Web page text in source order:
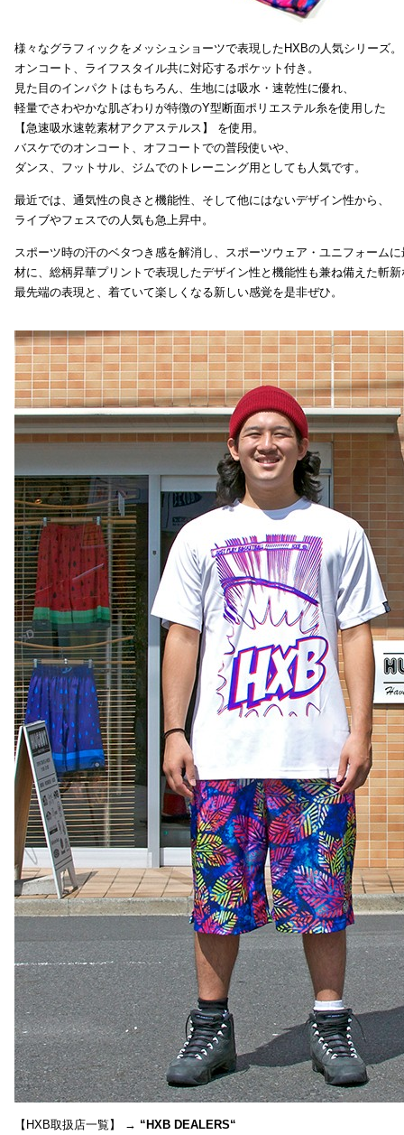
様々なグラフィックをメッシュショーツで表現したHXBの人気シリーズ。
オンコート、ライフスタイル共に対応するポケット付き。
見た目のインパクトはもちろん、生地には吸水・速乾性に優れ、
軽量でさわやかな肌ざわりが特徴のY型断面ポリエステル糸を使用した
【急速吸水速乾素材アクアステルス】 を使用。
バスケでのオンコート、オフコートでの普段使いや、
ダンス、フットサル、ジムでのトレーニング用としても人気です。
最近では、通気性の良さと機能性、そして他にはないデザイン性から、
ライブやフェスでの人気も急上昇中。
スポーツ時の汗のベタつき感を解消し、スポーツウェア・ユニフォーム
材に、総柄昇華プリントで表現したデザイン性と機能性も兼ね備えた斬
最先端の表現と、着ていて楽しくなる新しい感覚を是非ぜひ。
【HXB取扱店一覧】 → “HXB DEALERS“